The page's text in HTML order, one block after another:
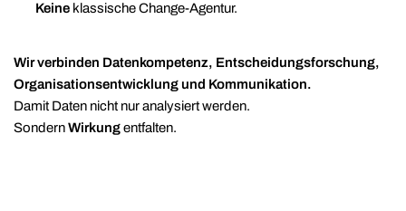
Keine klassische Change-Agentur.
Wir verbinden Datenkompetenz, Entscheidungsforschung,
Organisationsentwicklung und Kommunikation.
Damit Daten nicht nur analysiert werden.
SondernWirkungentfalten.